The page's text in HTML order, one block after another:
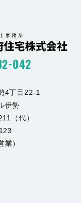
042
4丁目22-1
伊勢
（代）
業）